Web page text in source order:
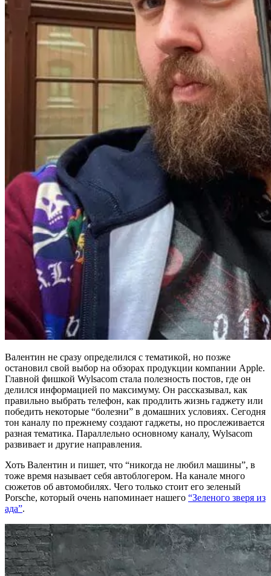
Валентин не сразу определился с тематикой, но позже
остановил свой выбор на обзорах продукции компании Apple.
Главной фишкой Wylsacom стала полезность постов, где он
делился информацией по максимуму. Он рассказывал, как
правильно выбрать телефон, как продлить жизнь гаджету или
победить некоторые “болезни” в домашних условиях. Сегодня
тон каналу по прежнему создают гаджеты, но прослеживается
разная тематика. Параллельно основному каналу, Wylsacom
развивает и другие направления.
Хоть Валентин и пишет, что “никогда не любил машины”, в
тоже время называет себя автоблогером. На канале много
сюжетов об автомобилях. Чего только стоит его зеленый
Porsche, который очень напоминает нашего “Зеленого зверя из
ада”.